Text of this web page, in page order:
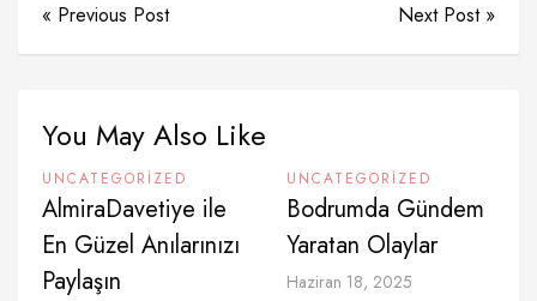
« Previous Post Next Post »
You May Also Like
UNCATEGORIZED
AlmiraDavetiye ile
En Güzel Anılarınızı
Paylaşın
UNCATEGORIZED
Bodrumda Gündem
Yaratan Olaylar
Haziran 18, 2025